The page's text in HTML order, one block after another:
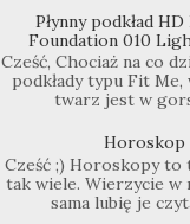
Płynny podkład
Foundation 010
Cześć, Chociaż na co
podkłady typu Fit
twarz jest w
Horoskop
Cześć ;) Horoskopy to
tak wiele. Wierzycie w
sama lubię je